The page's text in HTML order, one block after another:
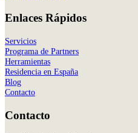
Enlaces Rápidos
Servicios
Programa de Partners
Herramientas
Residencia en España
Blog
Contacto
Contacto